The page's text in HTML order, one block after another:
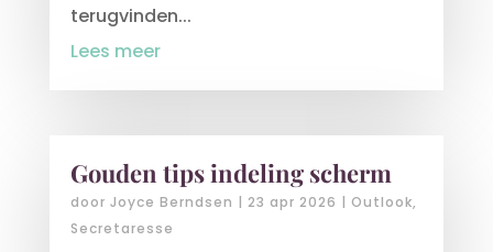
terugvinden...
Lees meer
Gouden tips indeling scherm
door Joyce Berndsen | 23 apr 2026 | Outlook,
Secretaresse